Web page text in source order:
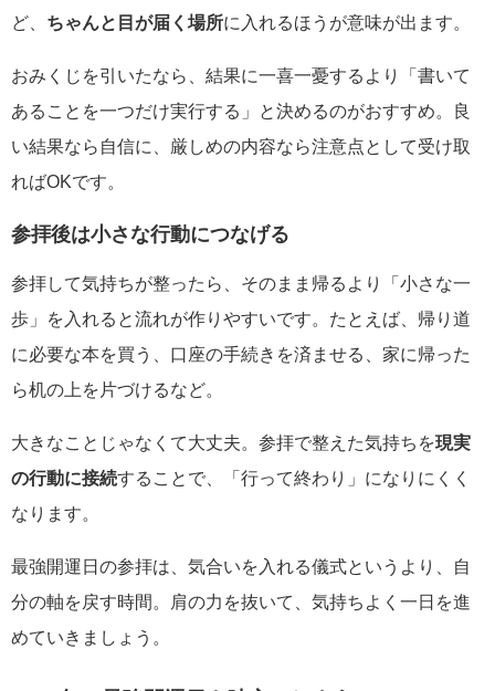
ど、 ちゃんと目が届く場所に入れるほうが意味が出ます。
おみくじを引いたなら、結果に一喜一憂するより「書いて
あることを一つだけ実行する」と決めるのがおすすめ。良
い結果なら自信に、厳しめの内容なら注意点として受け取
ればOKです。
参拝後は小さな行動につなげる
参拝して気持ちが整ったら、そのまま帰るより「小さな一
歩」を入れると流れが作りやすいです。たとえば、帰り道
に必要な本を買う、口座の手続きを済ませる、家に帰った
ら机の上を片づけるなど。
大きなことじゃなくて大丈夫。参拝で整えた気持ちを現実
の行動に接続することで、「行って終わり」になりにくく
なります。
最強開運日の参拝は、気合いを入れる儀式というより、自
分の軸を戻す時間。肩の力を抜いて、気持ちよく一日を進
めていきましょう。